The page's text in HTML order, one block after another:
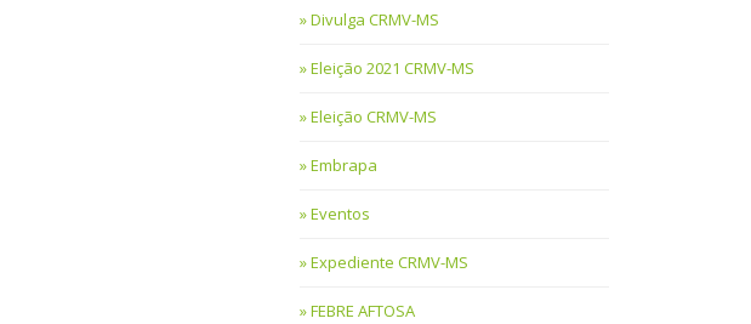
Divulga CRMV-MS
Eleição 2021 CRMV-MS
Eleição CRMV-MS
Embrapa
Eventos
Expediente CRMV-MS
FEBRE AFTOSA